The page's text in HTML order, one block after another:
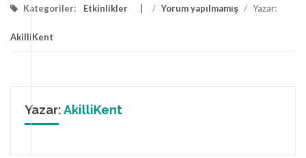
Kategoriler: Etkinlikler / Yorum yapılmamış / Yazar:
AkilliKent
Yazar:AkilliKent